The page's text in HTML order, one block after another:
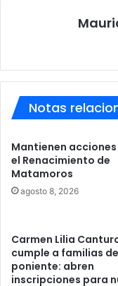
Notas
Mantienen
el Renacimiento de
Matamoros
agosto 8, 2026
Carmen Lilia
cumple a familias
poniente: abren
inscripciones para